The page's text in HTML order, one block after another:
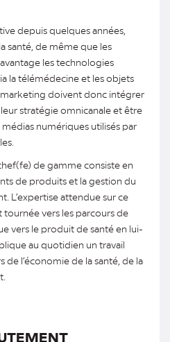
depuis quelques années,
santé, de même que les
les technologies
la télémédecine et les objets
doivent donc intégrer
stratégie omnicanale et être
numériques utilisés par
de gamme consiste en
de produits et la gestion du
L’expertise attendue sur ce
vers les parcours de
vers le produit de santé en lui-
au quotidien un travail
l’économie de la santé, de la